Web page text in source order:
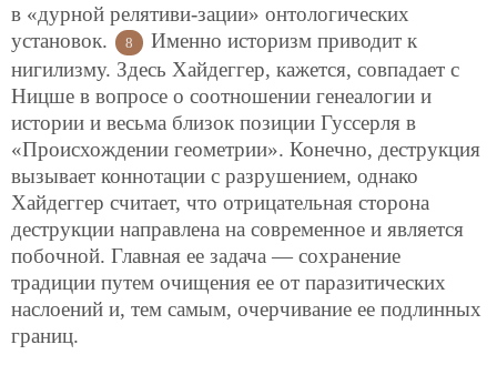
в «дурной релятиви-зации» онтологических
установок.
8
Именно историзм приводит к
нигилизму. Здесь Хайдеггер, кажется, совпадает с
Ницше в вопросе о соотношении генеалогии и
истории и весьма близок позиции Гуссерля в
«Происхождении геометрии». Конечно, деструкция
вызывает коннотации с разрушением, однако
Хайдеггер считает, что отрицательная сторона
деструкции направлена на современное и является
побочной. Главная ее задача — сохранение
традиции путем очищения ее от паразитических
наслоений и, тем самым, очерчивание ее подлинных
границ.